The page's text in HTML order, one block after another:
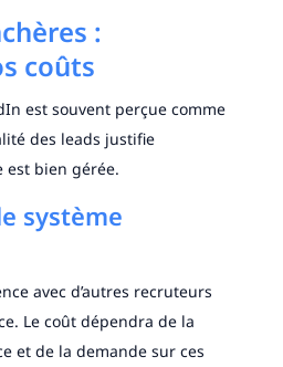
:
coûts
est souvent perçue comme
des leads justifie
est bien gérée.
système
avec d’autres recruteurs
Le coût dépendra de la
et de la demande sur ces